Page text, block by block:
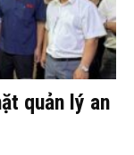
quản lý an